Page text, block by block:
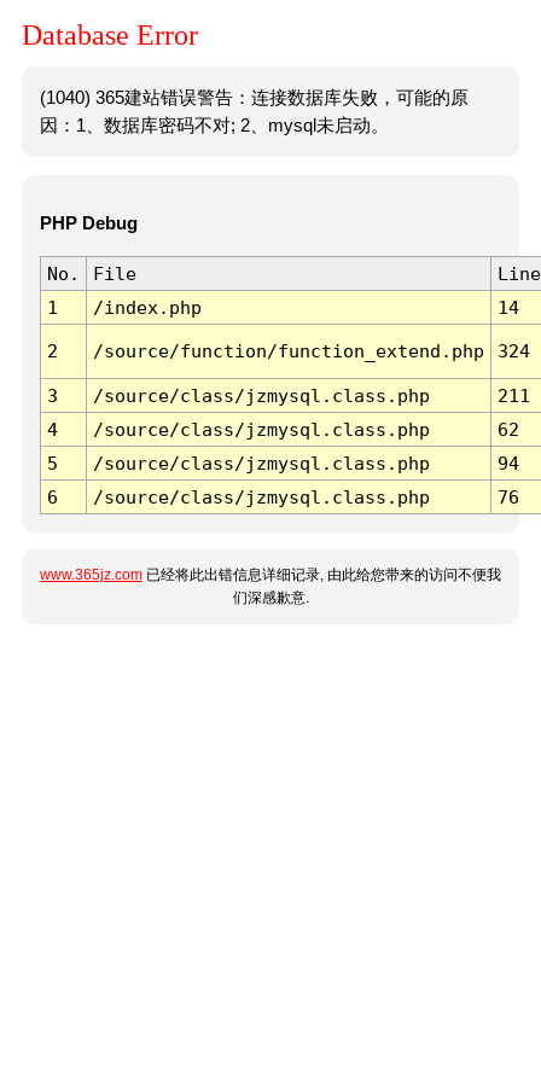
Database Error
(1040) 365建站错误警告：连接数据库失败，可能的原
因：1、数据库密码不对; 2、mysql未启动。
PHP Debug
No. File
Line
1
/index.php 14
2 /source/function/function_extend.php 324
3 /source/class/jzmysql.class.php
211
4
/source/class/jzmysql.class.php
62
5
/source/class/jzmysql.class.php
94
6
/source/class/jzmysql.class.php 76
www.365jz.com 已经将此出错信息详细记录, 由此给您带来的访问不便我
们深感歉意.